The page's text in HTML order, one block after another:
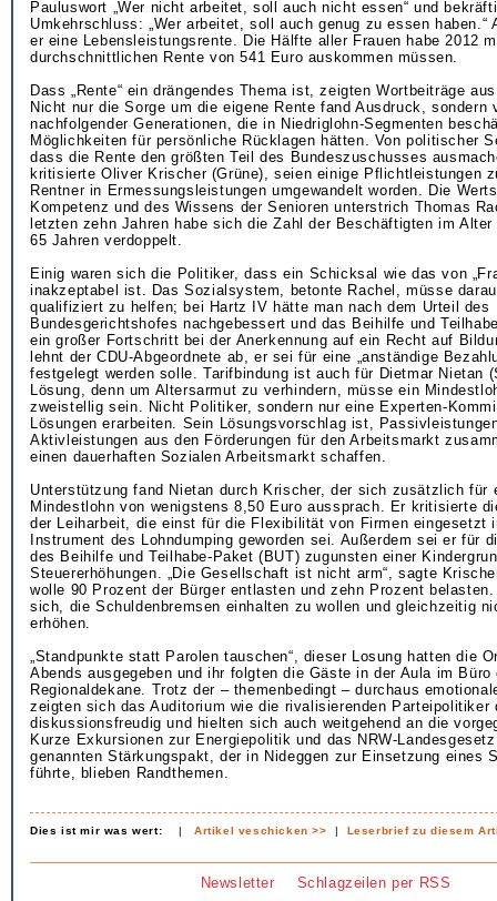
Pauluswort „Wer nicht arbeitet, soll auch nicht essen“ und
Umkehrschluss: „Wer arbeitet, soll auch genug zu essen haben.“
er eine Lebensleistungsrente. Die Hälfte aller Frauen habe 2012
durchschnittlichen Rente von 541 Euro auskommen müssen.
Dass „Rente“ ein drängendes Thema ist, zeigten Wortbeiträge
Nicht nur die Sorge um die eigene Rente fand Ausdruck, sondern
nachfolgender Generationen, die in Niedriglohn-Segmenten
Möglichkeiten für persönliche Rücklagen hätten. Von politischer
dass die Rente den größten Teil des Bundeszuschusses
kritisierte Oliver Krischer (Grüne), seien einige Pflichtleistungen
Rentner in Ermessungsleistungen umgewandelt worden. Die
Kompetenz und des Wissens der Senioren unterstrich Thomas
letzten zehn Jahren habe sich die Zahl der Beschäftigten im
65 Jahren verdoppelt.
Einig waren sich die Politiker, dass ein Schicksal wie das von
inakzeptabel ist. Das Sozialsystem, betonte Rachel, müsse
qualifiziert zu helfen; bei Hartz IV hätte man nach dem Urteil des
Bundesgerichtshofes nachgebessert und das Beihilfe und
ein großer Fortschritt bei der Anerkennung auf ein Recht auf
lehnt der CDU-Abgeordnete ab, er sei für eine „anständige
festgelegt werden solle. Tarifbindung ist auch für Dietmar Nietan
Lösung, denn um Altersarmut zu verhindern, müsse ein
zweistellig sein. Nicht Politiker, sondern nur eine Experten-
Lösungen erarbeiten. Sein Lösungsvorschlag ist,
Aktivleistungen aus den Förderungen für den Arbeitsmarkt
einen dauerhaften Sozialen Arbeitsmarkt schaffen.
Unterstützung fand Nietan durch Krischer, der sich zusätzlich für
Mindestlohn von wenigstens 8,50 Euro aussprach. Er kritisierte
der Leiharbeit, die einst für die Flexibilität von Firmen eingesetzt
Instrument des Lohndumping geworden sei. Außerdem sei er für
des Beihilfe und Teilhabe-Paket (BUT) zugunsten einer
Steuererhöhungen. „Die Gesellschaft ist nicht arm“, sagte
wolle 90 Prozent der Bürger entlasten und zehn Prozent
sich, die Schuldenbremsen einhalten zu wollen und gleichzeitig
erhöhen.
„Standpunkte statt Parolen tauschen“, dieser Losung hatten die
Abends ausgegeben und ihr folgten die Gäste in der Aula im Büro
Regionaldekane. Trotz der – themenbedingt – durchaus
zeigten sich das Auditorium wie die rivalisierenden Parteipolitiker
diskussionsfreudig und hielten sich auch weitgehend an die
Kurze Exkursionen zur Energiepolitik und das NRW-
genannten Stärkungspakt, der in Nideggen zur Einsetzung eines
führte, blieben Randthemen.
Dies ist mir was wert: |Artikel veschicken >> | Leserbrief zu diesem
Newsletter Schlagzeilen per RSS